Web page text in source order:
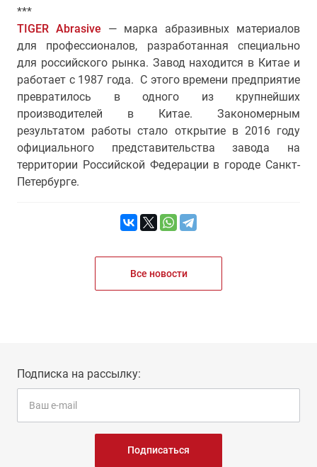
***
TIGER Abrasive — марка абразивных материалов
для профессионалов, разработанная специально
для российского рынка. Завод находится в Китае и
работает с 1987 года. С этого времени предприятие
превратилось в одного из крупнейших
производителей в Китае. Закономерным
результатом работы стало открытие в 2016 году
официального представительства завода на
территории Российской Федерации в городе Санкт-
Петербурге.
Все новости
Подписка на рассылку:
Подписаться